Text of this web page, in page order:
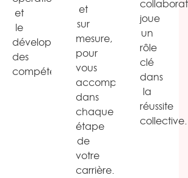
et
le
développement
des
compétences.
et
sur
mesure,
pour
vous
accompagner
dans
chaque
étape
de
votre
carrière.
joue
un
rôle
clé
dans
la
réussite
collective.